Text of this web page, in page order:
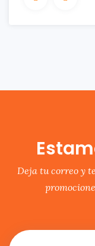
Deja tu correo y